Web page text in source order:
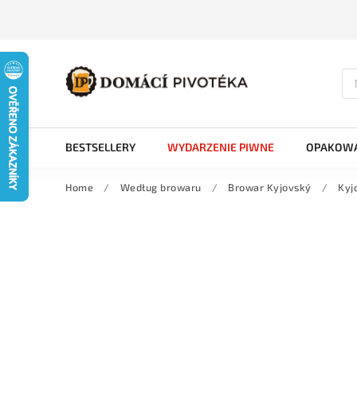
BESTSELLERY WYDARZENIE PIWNE
Home / Według browaru / Browar Kyjovský /